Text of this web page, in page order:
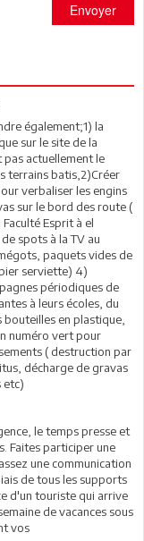
Envoyer
également;1) la
sur le site de la
pas actuellement le
terrains batis,2)Créer
verbaliser les engins
sur le bord des route (
Esprit à el
spots à la TV au
paquets vides de
serviette) 4)
périodiques de
à leurs écoles, du
en plastique,
numéro vert pour
( destruction par
décharge de gravas
etc)
le temps presse et
Faites participer une
une communication
de tous les supports
d'un touriste qui arrive
de vacances sous
vos